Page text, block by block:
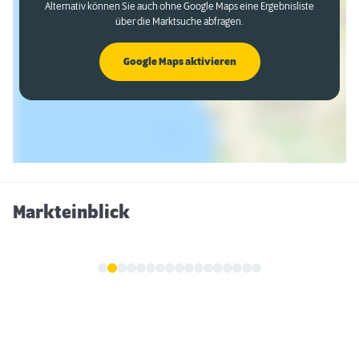
Alternativ können Sie auch ohne Google Maps eine Ergebnisliste
über die Marktsuche abfragen.
Google Maps aktivieren
Markteinblick